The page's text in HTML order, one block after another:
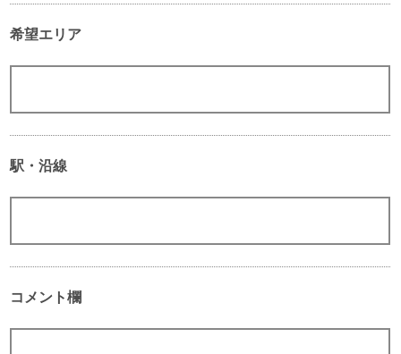
希望エリア
駅・沿線
コメント欄